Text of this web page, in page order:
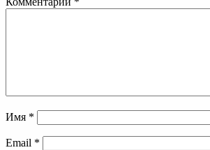
Имя *
Email *